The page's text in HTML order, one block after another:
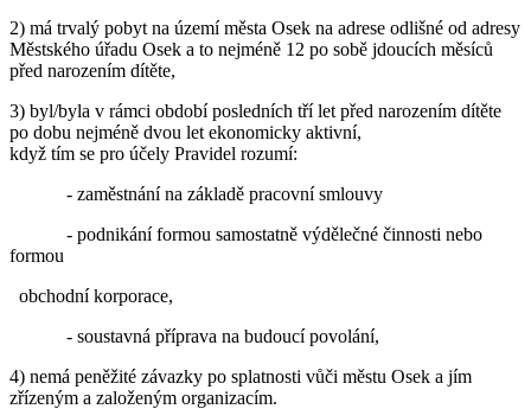
2) má trvalý pobyt na území města Osek na adrese odlišné od adresy
Městského úřadu Osek a to nejméně 12 po sobě jdoucích měsíců
před narozením dítěte,
3) byl/byla v rámci období posledních tří let před narozením dítěte
po dobu nejméně dvou let ekonomicky aktivní,
když tím se pro účely Pravidel rozumí:
- zaměstnání na základě pracovní smlouvy
- podnikání formou samostatně výdělečné činnosti nebo
formou
obchodní korporace,
- soustavná příprava na budoucí povolání,
4) nemá peněžité závazky po splatnosti vůči městu Osek a jím
zřízeným a založeným organizacím.